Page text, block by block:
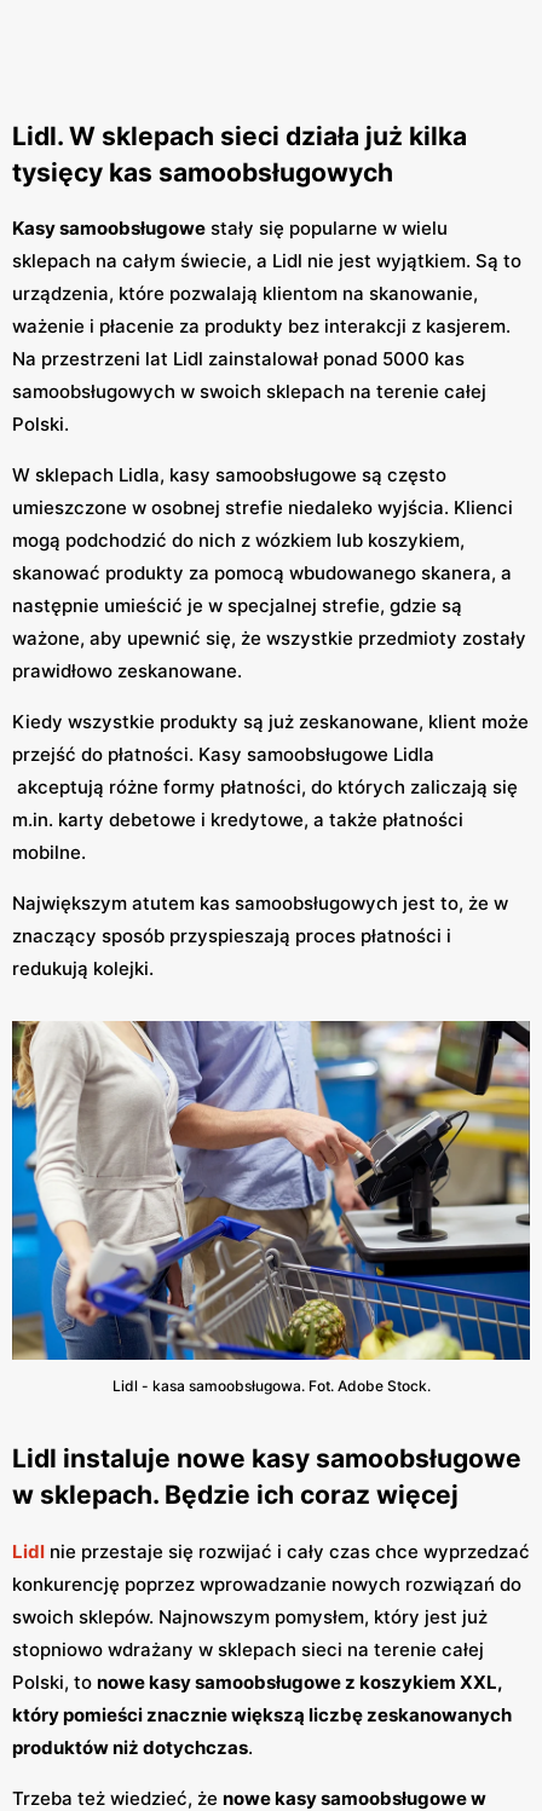
Lidl. W sklepach sieci działa już kilka
tysięcy kas samoobsługowych
Kasy samoobsługowe stały się popularne w wielu
sklepach na całym świecie, a Lidl nie jest wyjątkiem. Są to
urządzenia, które pozwalają klientom na skanowanie,
ważenie i płacenie za produkty bez interakcji z kasjerem.
Na przestrzeni lat Lidl zainstalował ponad 5000 kas
samoobsługowych w swoich sklepach na terenie całej
Polski.
W sklepach Lidla, kasy samoobsługowe są często
umieszczone w osobnej strefie niedaleko wyjścia. Klienci
mogą podchodzić do nich z wózkiem lub koszykiem,
skanować produkty za pomocą wbudowanego skanera, a
następnie umieścić je w specjalnej strefie, gdzie są
ważone, aby upewnić się, że wszystkie przedmioty zostały
prawidłowo zeskanowane.
Kiedy wszystkie produkty są już zeskanowane, klient może
przejść do płatności. Kasy samoobsługowe Lidla
akceptują różne formy płatności, do których zaliczają się
m.in. karty debetowe i kredytowe, a także płatności
mobilne.
Największym atutem kas samoobsługowych jest to, że w
znaczący sposób przyspieszają proces płatności i
redukują kolejki.
Lidl - kasa samoobsługowa. Fot. Adobe Stock.
Lidl instaluje nowe kasy samoobsługowe
w sklepach. Będzie ich coraz więcej
Lidl nie przestaje się rozwijać i cały czas chce wyprzedzać
konkurencję poprzez wprowadzanie nowych rozwiązań do
swoich sklepów. Najnowszym pomysłem, który jest już
stopniowo wdrażany w sklepach sieci na terenie całej
Polski, to nowe kasy samoobsługowe z koszykiem XXL,
który pomieści znacznie większą liczbę zeskanowanych
produktów niż dotychczas.
Trzeba też wiedzieć, że nowe kasy samoobsługowe w